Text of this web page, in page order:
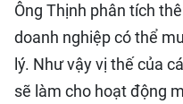
Ông Thịnh phân tích
doanh nghiệp có thể
lý. Như vậy vị thế của
sẽ làm cho hoạt động